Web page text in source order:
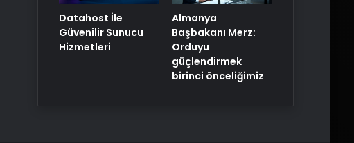
Datahost İle
Güvenilir Sunucu
Hizmetleri
Almanya
Başbakanı Merz:
Orduyu
güçlendirmek
birinci önceliğimiz